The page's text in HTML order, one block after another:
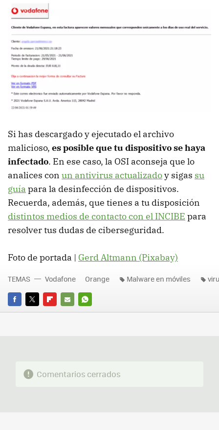
Si has descargado y ejecutado el archivo
malicioso, es posible que tu dispositivo se haya
infectado. En ese caso, la OSI aconseja que lo
analices con un antivirus actualizadoy sigas su
guía para la desinfección de dispositivos.
Recuerda, además, que tienes a tu disposición
distintos medios de contacto con el INCIBE para
resolver tus dudas de ciberseguridad.
Foto de portada | Gerd Altmann (Pixabay)
FACEBOOK
TWITTERFLIPBOARD
E-
WHATSAPP
TEMAS Vodafone Orange Malware en móviles
Comentarios cerrados